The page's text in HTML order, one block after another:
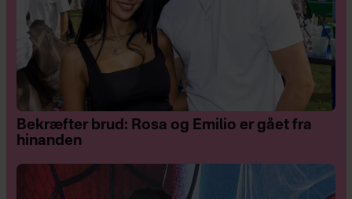
Bekræfter brud: Rosa og Emilio er gået fra
hinanden